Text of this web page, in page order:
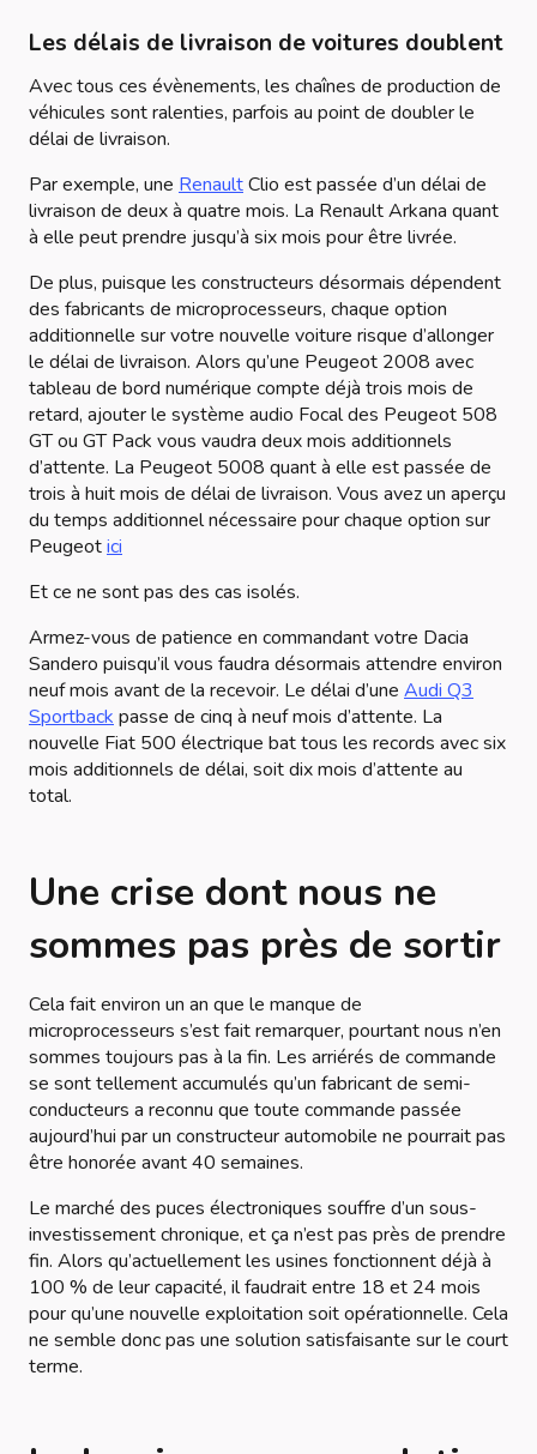
Les délais de livraison de voitures doublent
Avec tous ces évènements, les chaînes de production de
véhicules sont ralenties, parfois au point de doubler le
délai de livraison.
Par exemple, une RenaultClio est passée d’un délai de
livraison de deux à quatre mois. La Renault Arkana quant
à elle peut prendre jusqu’à six mois pour être livrée.
De plus, puisque les constructeurs désormais dépendent
des fabricants de microprocesseurs, chaque option
additionnelle sur votre nouvelle voiture risque d’allonger
le délai de livraison. Alors qu’une Peugeot 2008 avec
tableau de bord numérique compte déjà trois mois de
retard, ajouter le système audio Focal des Peugeot 508
GT ou GT Pack vous vaudra deux mois additionnels
d’attente. La Peugeot 5008 quant à elle est passée de
trois à huit mois de délai de livraison. Vous avez un aperçu
du temps additionnel nécessaire pour chaque option sur
Peugeotici
Et ce ne sont pas des cas isolés.
Armez-vous de patience en commandant votre Dacia
Sandero puisqu’il vous faudra désormais attendre environ
neuf mois avant de la recevoir. Le délai d’une Audi Q3
Sportback passe de cinq à neuf mois d’attente. La
nouvelle Fiat 500 électrique bat tous les records avec six
mois additionnels de délai, soit dix mois d’attente au
total.
Une crise dont nous ne
sommes pas près de sortir
Cela fait environ un an que le manque de
microprocesseurs s’est fait remarquer, pourtant nous n’en
sommes toujours pas à la fin. Les arriérés de commande
se sont tellement accumulés qu’un fabricant de semi-
conducteurs a reconnu que toute commande passée
aujourd’hui par un constructeur automobile ne pourrait pas
être honorée avant 40 semaines.
Le marché des puces électroniques souffre d’un sous-
investissement chronique, et ça n’est pas près de prendre
fin. Alors qu’actuellement les usines fonctionnent déjà à
100 % de leur capacité, il faudrait entre 18 et 24 mois
pour qu’une nouvelle exploitation soit opérationnelle. Cela
ne semble donc pas une solution satisfaisante sur le court
terme.